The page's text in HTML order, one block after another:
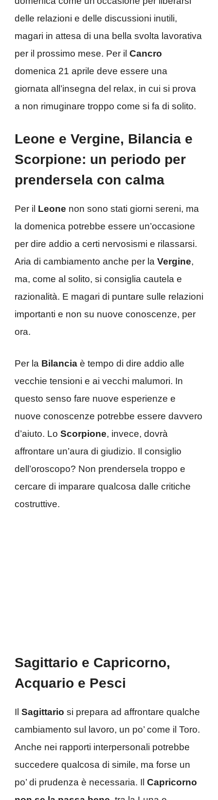
delle relazioni e delle discussioni inutili,
magari in attesa di una bella svolta lavorativa
per il prossimo mese. Per il Cancro
domenica 21 aprile deve essere una
giornata all’insegna del relax, in cui si prova
a non rimuginare troppo come si fa di solito.
Leone e Vergine, Bilancia e
Scorpione: un periodo per
prendersela con calma
Per il Leone non sono stati giorni sereni, ma
la domenica potrebbe essere un’occasione
per dire addio a certi nervosismi e rilassarsi.
Aria di cambiamento anche per la Vergine,
ma, come al solito, si consiglia cautela e
razionalità. E magari di puntare sulle relazioni
importanti e non su nuove conoscenze, per
ora.
Per la Bilancia è tempo di dire addio alle
vecchie tensioni e ai vecchi malumori. In
questo senso fare nuove esperienze e
nuove conoscenze potrebbe essere davvero
d’aiuto. Lo Scorpione, invece, dovrà
affrontare un’aura di giudizio. Il consiglio
dell’oroscopo? Non prendersela troppo e
cercare di imparare qualcosa dalle critiche
costruttive.
Sagittario e Capricorno,
Acquario e Pesci
Il Sagittario si prepara ad affrontare qualche
cambiamento sul lavoro, un po’ come il Toro.
Anche nei rapporti interpersonali potrebbe
succedere qualcosa di simile, ma forse un
po’ di prudenza è necessaria. Il Capricorno